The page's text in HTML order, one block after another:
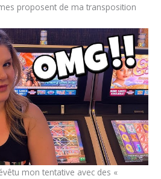
proposent de ma transposition
mon tentative avec des «